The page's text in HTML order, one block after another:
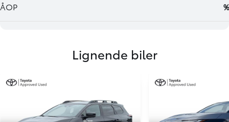
Lignende biler